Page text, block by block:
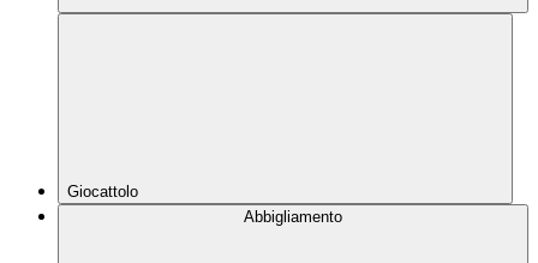
Giocattolo
Abbigliamento